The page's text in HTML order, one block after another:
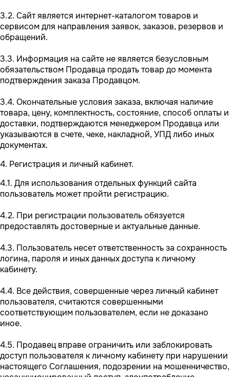
3.2. Сайт является интернет-каталогом товаров и
сервисом для направления заявок, заказов, резервов и
обращений.
3.3. Информация на сайте не является безусловным
обязательством Продавца продать товар до момента
подтверждения заказа Продавцом.
3.4. Окончательные условия заказа, включая наличие
товара, цену, комплектность, состояние, способ оплаты и
доставки, подтверждаются менеджером Продавца или
указываются в счете, чеке, накладной, УПД либо иных
документах.
4. Регистрация и личный кабинет.
4.1. Для использования отдельных функций сайта
пользователь может пройти регистрацию.
4.2. При регистрации пользователь обязуется
предоставлять достоверные и актуальные данные.
4.3. Пользователь несет ответственность за сохранность
логина, пароля и иных данных доступа к личному
кабинету.
4.4. Все действия, совершенные через личный кабинет
пользователя, считаются совершенными
соответствующим пользователем, если не доказано
иное.
4.5. Продавец вправе ограничить или заблокировать
доступ пользователя к личному кабинету при нарушении
настоящего Соглашения, подозрении на мошенничество,